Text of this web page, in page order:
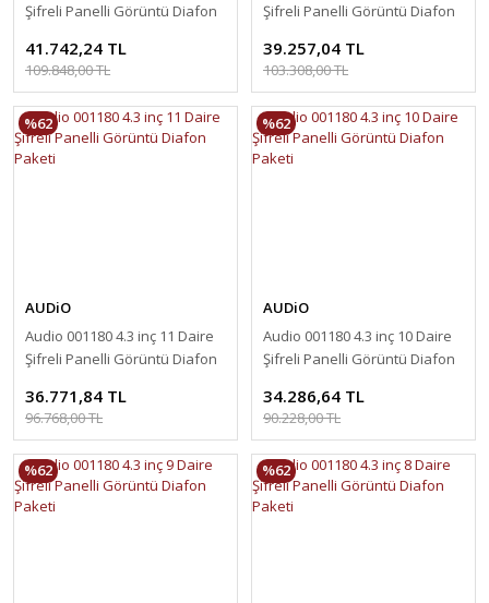
Şifreli Panelli Görüntü Diafon
41.742,24 TL
109.848,00 TL
Şifreli Panelli Görüntü Diafon
39.257,04 TL
103.308,00 TL
%62
AUDiO
Audio 001180 4.3 inç 11 Daire
Şifreli Panelli Görüntü Diafon
36.771,84 TL
96.768,00 TL
%62
AUDiO
Audio 001180 4.3 inç 10 Daire
Şifreli Panelli Görüntü Diafon
34.286,64 TL
90.228,00 TL
%62 %62